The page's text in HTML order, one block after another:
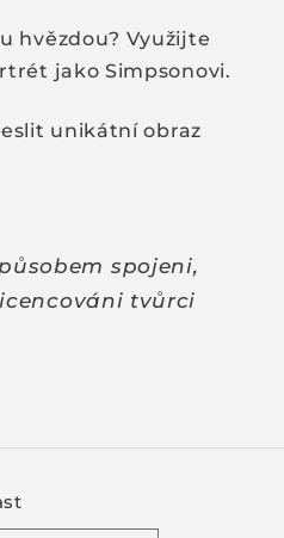
hvězdou? Využijte
jako Simpsonovi.
unikátní obraz
spojeni,
tvůrci